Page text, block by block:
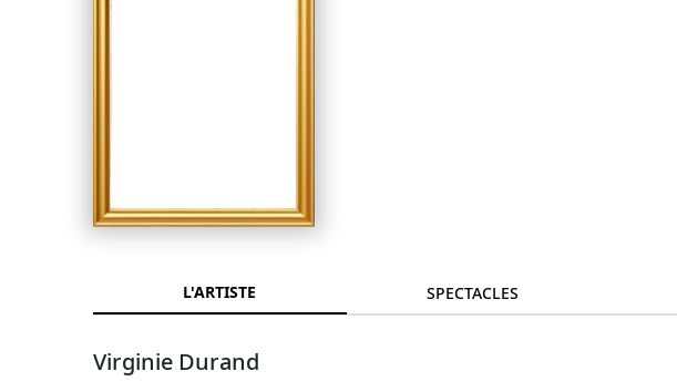
L'ARTISTE SPECTACLES
Virginie Durand